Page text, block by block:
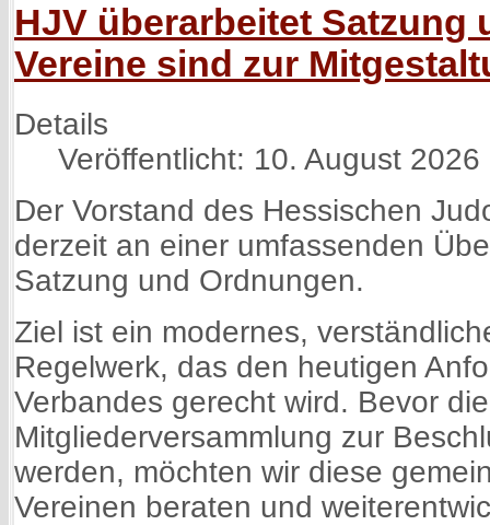
HJV überarbeitet Satzung
Vereine sind zur
Details
Veröffentlicht: 10. August 2026
Der Vorstand des Hessischen
derzeit an einer umfassenden
Satzung und Ordnungen.
Ziel ist ein modernes,
Regelwerk, das den heutigen
Verbandes gerecht wird. Bevor
Mitgliederversammlung zur
werden, möchten wir diese
Vereinen beraten und